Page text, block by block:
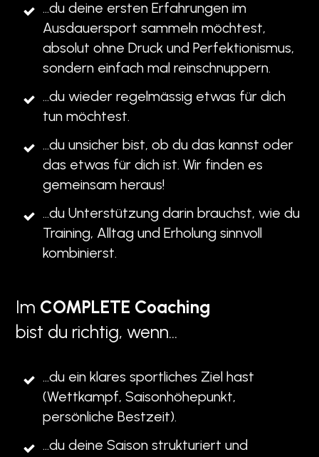
...du deine ersten Erfahrungen im
Ausdauersport sammeln möchtest,
absolut ohne Druck und Perfektionismus,
sondern einfach mal reinschnuppern.
...du wieder regelmässig etwas für dich
tun möchtest.
...du unsicher bist, ob du das kannst oder
das etwas für dich ist. Wir finden es
gemeinsam heraus!
...du Unterstützung darin brauchst, wie du
Training, Alltag und Erholung sinnvoll
kombinierst.
Im COMPLETE Coaching
bist du richtig, wenn...
...du ein klares sportliches Ziel hast
(Wettkampf, Saisonhöhepunkt,
persönliche Bestzeit).
...du deine Saison strukturiert und